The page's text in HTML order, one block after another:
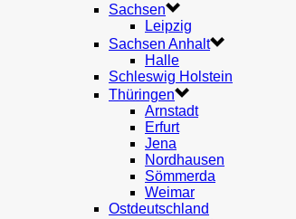
Sachsen
Leipzig
Sachsen Anhalt
Halle
Schleswig Holstein
Thüringen
Arnstadt
Erfurt
Jena
Nordhausen
Sömmerda
Weimar
Ostdeutschland